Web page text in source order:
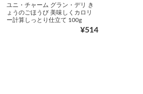
ユニ・チャーム グラン・デリ き
ょうのごほうび 美味しくカロリ
ー計算しっとり仕立て 100g
¥514